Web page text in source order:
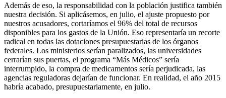
Además de eso, la responsabilidad con la población justifica también
nuestra decisión. Si aplicásemos, en julio, el ajuste propuesto por
nuestros acusadores, cortaríamos el 96% del total de recursos
disponibles para los gastos de la Unión. Eso representaría un recorte
radical en todas las dotaciones presupuestarias de los órganos
federales. Los ministerios serían paralizados, las universidades
cerrarían sus puertas, el programa “Más Médicos” sería
interrumpido, la compra de medicamentos sería perjudicada, las
agencias reguladoras dejarían de funcionar. En realidad, el año 2015
habría acabado, presupuestariamente, en julio.